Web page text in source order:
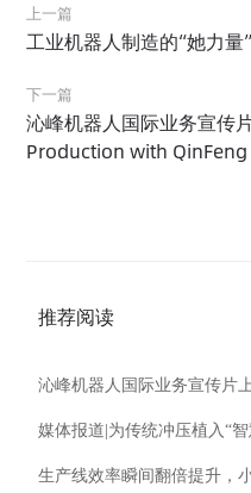
工业机器人制造的“她力
上一篇
沁峰机器人国际业务宣传
Production with
下一篇
推荐阅读